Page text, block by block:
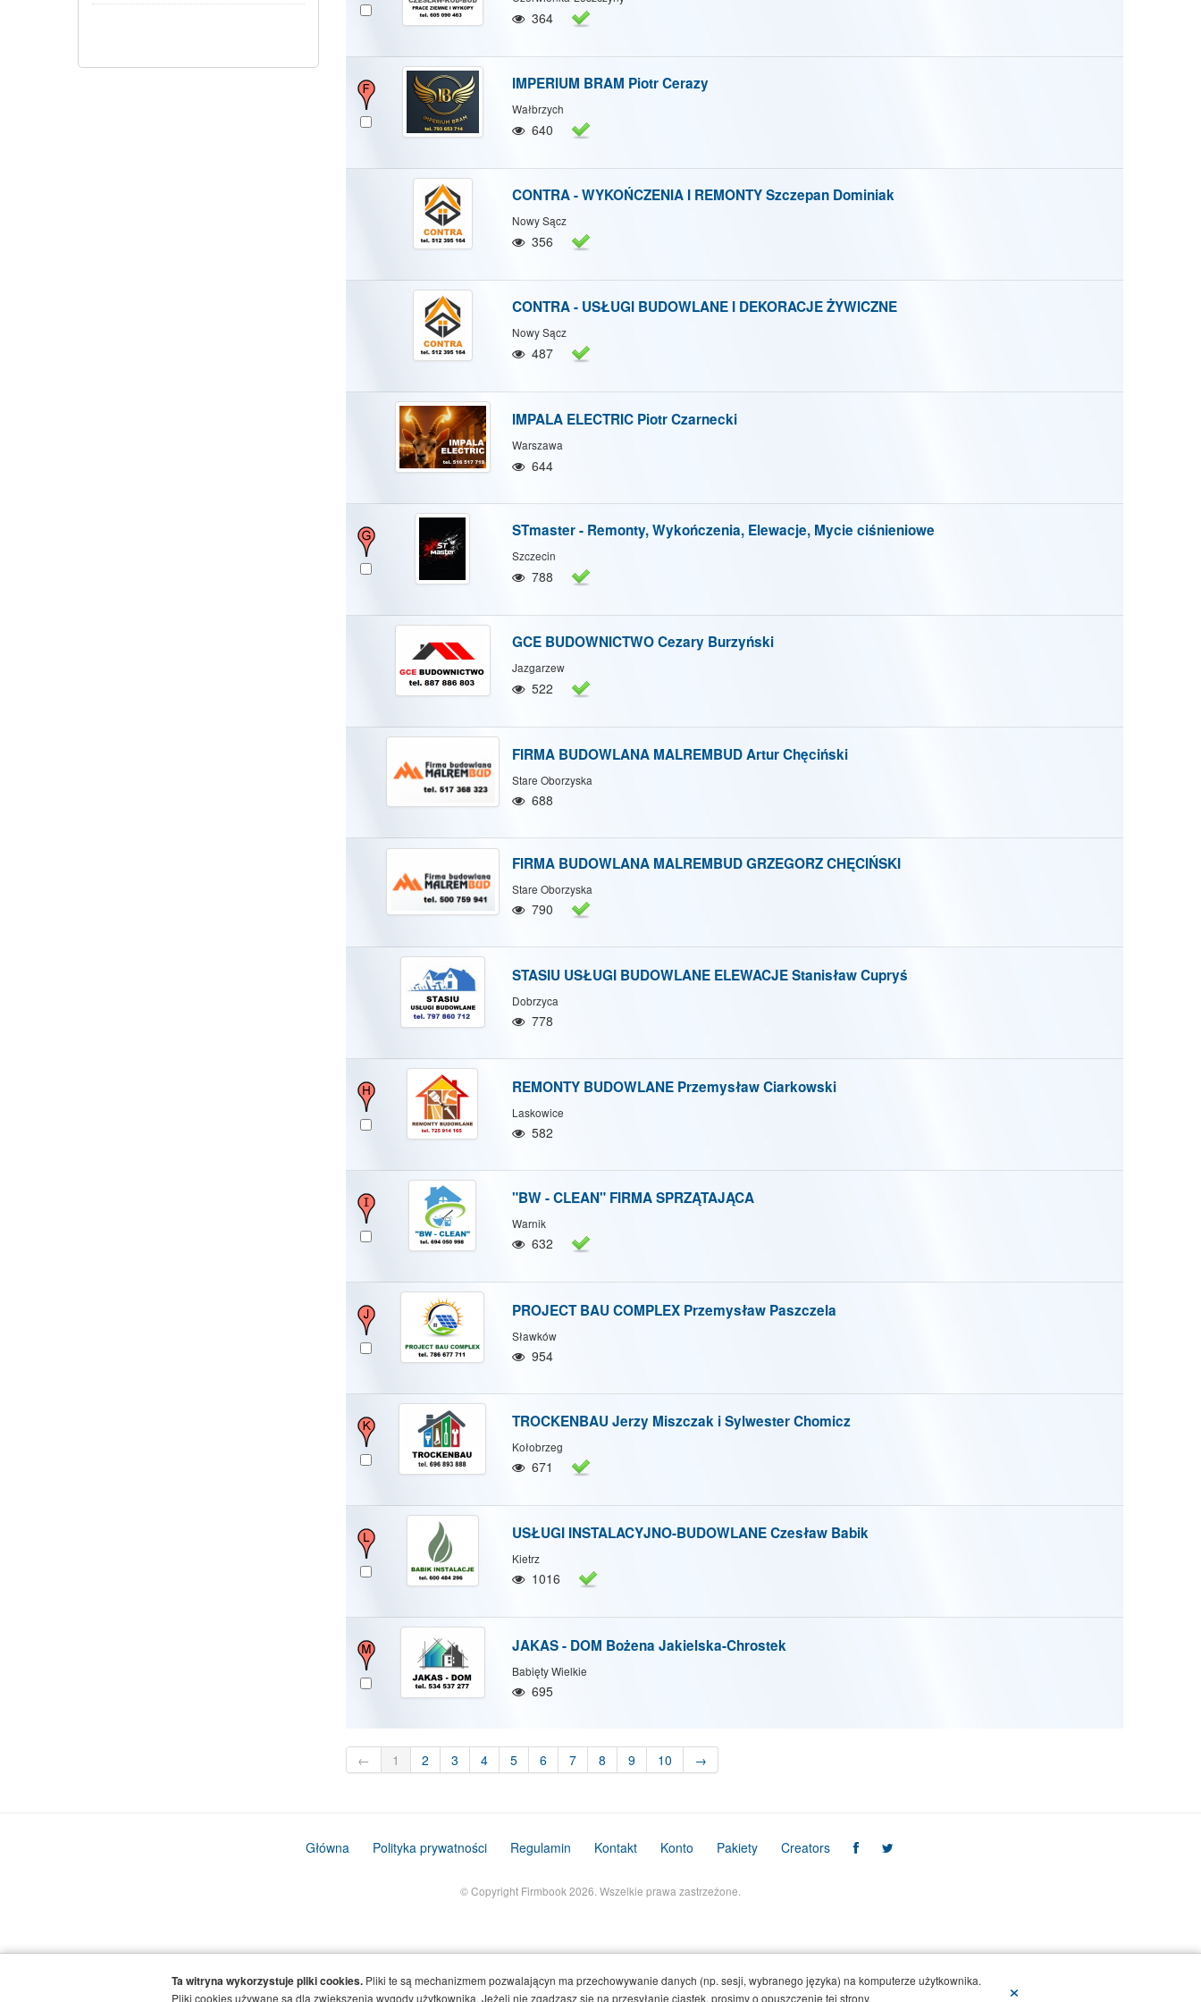
Pokaż/Ukryj mapę Pokaż/Ukryj wszystkie
364
IMPERIUM BRAM Piotr Cerazy
Wałbrzych
640
CONTRA - WYKOŃCZENIA I REMONTY Szczepan Dominiak
Nowy Sącz
356
CONTRA - USŁUGI BUDOWLANE I DEKORACJE ŻYWICZNE
Nowy Sącz
487
IMPALA ELECTRIC Piotr Czarnecki
Warszawa
644
STmaster - Remonty, Wykończenia, Elewacje, Mycie ciśnieniowe
Szczecin
788
GCE BUDOWNICTWO Cezary Burzyński
Jazgarzew
522
FIRMA BUDOWLANA MALREMBUD Artur Chęciński
Stare Oborzyska
688
FIRMA BUDOWLANA MALREMBUD GRZEGORZ CHĘCIŃSKI
Stare Oborzyska
790
STASIU USŁUGI BUDOWLANE ELEWACJE Stanisław Cupryś
Dobrzyca
778
REMONTY BUDOWLANE Przemysław Ciarkowski
Laskowice
582
"BW - CLEAN" FIRMA SPRZĄTAJĄCA
Warnik
632
PROJECT BAU COMPLEX Przemysław Paszczela
Sławków
954
TROCKENBAU Jerzy Miszczak i Sylwester Chomicz
Kołobrzeg
671
USŁUGI INSTALACYJNO-BUDOWLANE Czesław Babik
Kietrz
1016
JAKAS - DOM Bożena Jakielska-Chrostek
Babięty Wielkie
695
← 1 2 3 4 5 6 7 8 9 10 →
Główna Polityka prywatności Regulamin Kontakt Konto Pakiety Creators
© Copyright Firmbook 2026. Wszelkie prawa zastrzeżone.
×
Ta witryna wykorzystuje pliki cookies. Pliki te są mechanizmem pozwalającyn ma przechowywanie danych (np. sesji, wybranego języka) na komputerze użytkownika.
Pliki cookies używane są dla zwiększenia wygody użytkownika. Jeżeli nie zgadzasz się na przesyłanie ciastek, prosimy o opuszczenie tej strony.